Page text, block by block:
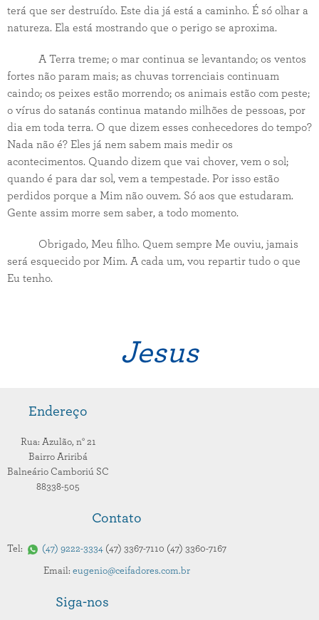
terá que ser destruído. Este dia já está a caminho. É só olhar a
natureza. Ela está mostrando que o perigo se aproxima.
A Terra treme; o mar continua se levantando; os ventos
fortes não param mais; as chuvas torrenciais continuam
caindo; os peixes estão morrendo; os animais estão com peste;
o vírus do satanás continua matando milhões de pessoas, por
dia em toda terra. O que dizem esses conhecedores do tempo?
Nada não é? Eles já nem sabem mais medir os
acontecimentos. Quando dizem que vai chover, vem o sol;
quando é para dar sol, vem a tempestade. Por isso estão
perdidos porque a Mim não ouvem. Só aos que estudaram.
Gente assim morre sem saber, a todo momento.
Obrigado, Meu filho. Quem sempre Me ouviu, jamais
será esquecido por Mim. A cada um, vou repartir tudo o que
Eu tenho.
Jesus
Endereço
Rua: Azulão, n° 21
Bairro Ariribá
Balneário Camboriú SC
88338-505
Contato
Tel: 47 9222-3334 47 3367-7110 47 3360-7167
Email: eugenio@ceifadores.com.br
Siga-nos